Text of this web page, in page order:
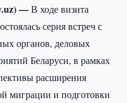
—В ходе визита
серия встреч с
органов, деловых
Беларуси, в рамках
расширения
миграции и подготовки